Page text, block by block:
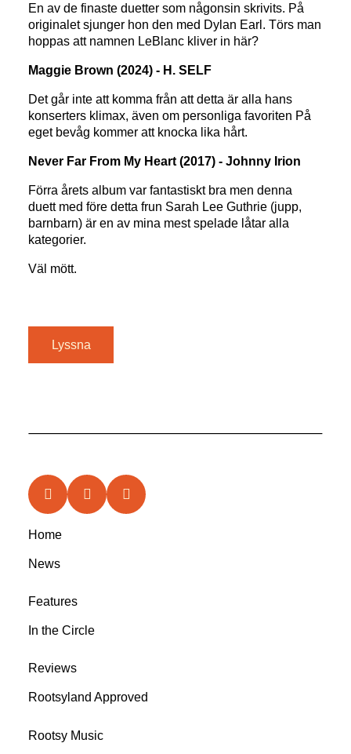
En av de finaste duetter som någonsin skrivits. På
originalet sjunger hon den med Dylan Earl. Törs man
hoppas att namnen LeBlanc kliver in här?
Maggie Brown (2024) - H. SELF
Det går inte att komma från att detta är alla hans
konserters klimax, även om personliga favoriten På
eget bevåg kommer att knocka lika hårt.
Never Far From My Heart (2017) - Johnny Irion
Förra årets album var fantastiskt bra men denna
duett med före detta frun Sarah Lee Guthrie (jupp,
barnbarn) är en av mina mest spelade låtar alla
kategorier.
Väl mött.
Lyssna
Home
News
Features
In the Circle
Reviews
Rootsyland Approved
Rootsy Music